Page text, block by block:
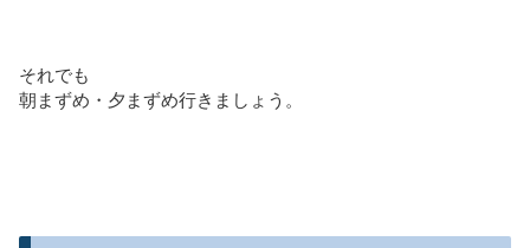
それでも
朝まずめ・夕まずめ行きましょう。